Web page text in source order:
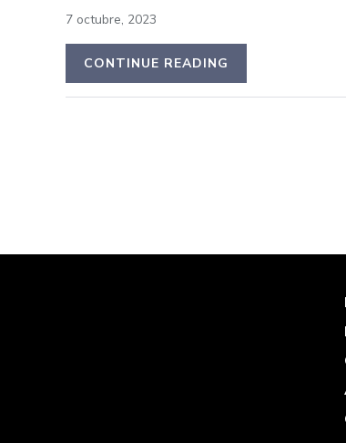
7 octubre, 2023
CONTINUE READING